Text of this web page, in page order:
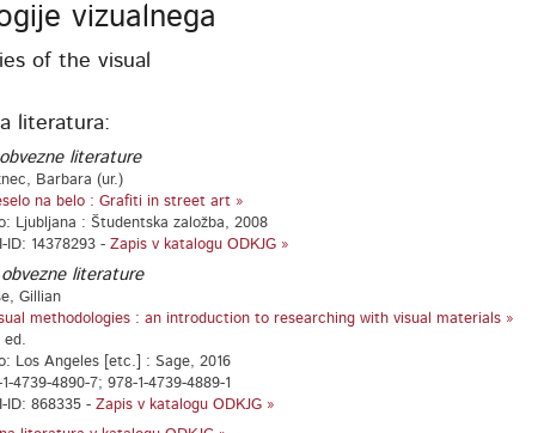
vizualnega
of the visual
literatura:
literature
Barbara (ur.)
na belo : Grafiti in street art »
Ljubljana : Študentska založba, 2008
ID: 14378293 - Zapis v katalogu ODKJG »
literature
Gillian
methodologies : an introduction to researching with visual materials »
ed.
Los Angeles [etc.] : Sage, 2016
4739-4890-7; 978-1-4739-4889-1
ID: 868335 - Zapis v katalogu ODKJG »